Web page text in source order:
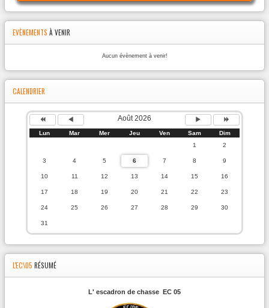
EVÈNEMENTS À VENIR
Aucun évènement à venir!
CALENDRIER
Août 2026
Lun Mar Mer Jeu Ven Sam
Dim
1
2
3 4 5 6 7 8 9
10 11 12 13 14 15 16
17 18 19 20 21 22 23
24 25 26 27 28 29 30
31
L'EC\05 RÉSUMÉ
L' escadron de chasse EC 05